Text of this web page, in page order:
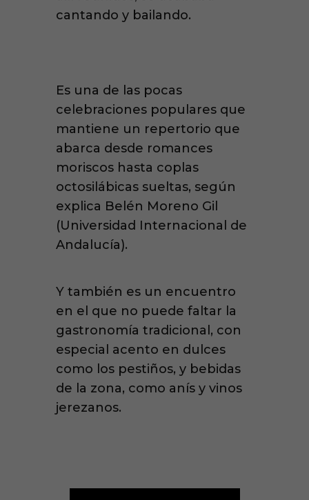
cantando y bailando.
Es una de las pocas
celebraciones populares que
mantiene un repertorio que
abarca desde romances
moriscos hasta coplas
octosilábicas sueltas, según
explica Belén Moreno Gil
(Universidad Internacional de
Andalucía).
Y también es un encuentro
en el que no puede faltar la
gastronomía tradicional, con
especial acento en dulces
como los pestiños, y bebidas
de la zona, como anís y vinos
jerezanos.